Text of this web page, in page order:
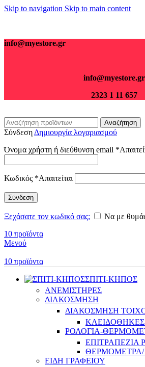
Skip to navigation Skip to main content
info@myestore.gr
info@myestore.gr
2323 1 11 657
Αναζήτηση
Σύνδεση Δημιουργία λογαριασμού
Όνομα χρήστη ή διεύθυνση email *
Κωδικός *Απαιτείται
Σύνδεση
Ξεχάσατε τον κωδικό σας;
Να με
10 προϊόντα
Μενού
10 προϊόντα
ΣΠΙΤΙ-ΚΗΠΟΣ
ΑΝΕΜΙΣΤΗΡΕΣ
ΔΙΑΚΟΣΜΗΣΗ
ΔΙΑΚΟΣΜΗΣΗ
ΡΟΛΟΓΙΑ-
ΕΠΙΤΡΑΠΕΖΙΑ
ΘΕΡΜΟΜΕΤΡΑ/
ΕΙΔΗ ΓΡΑΦΕΙΟΥ